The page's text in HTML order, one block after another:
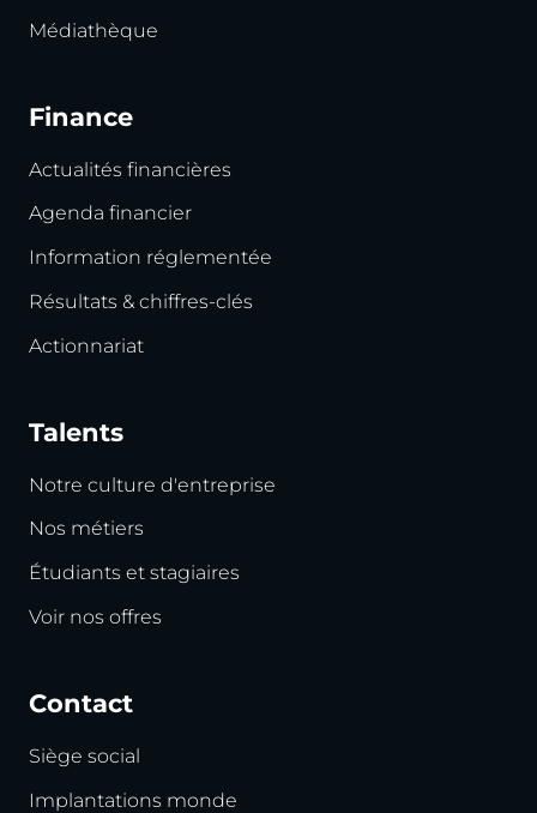
Médiathèque
Finance
Actualités financières
Agenda financier
Information réglementée
Résultats & chiffres-clés
Actionnariat
Talents
Notre culture d'entreprise
Nos métiers
Étudiants et stagiaires
Voir nos offres
Contact
Siège social
Implantations monde